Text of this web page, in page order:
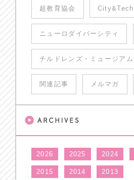
超教育協会 City&Tech
ニューロダイバーシティ
チルドレンズ・ミュージアム
関連記事 メルマガ
2026 2025 2024
2015 2014 2013